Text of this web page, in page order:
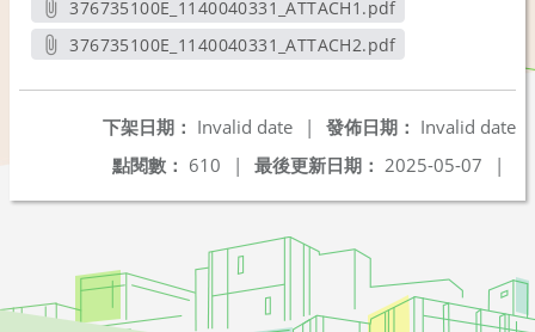
376735100E_1140040331_ATTACH1.pdf
另開新視窗
376735100E_1140040331_ATTACH2.pdf
發佈日期： Invalid date
下架日期： Invalid date
|
最後更新日期： 2025-05-07 |
點閱數： 610 |